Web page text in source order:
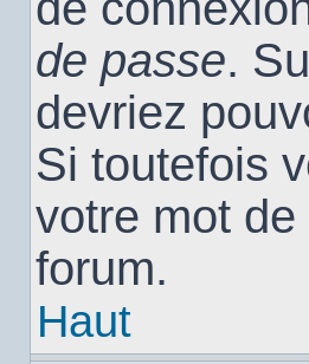
de passe.
devriez
Si toutefois
votre mot
forum.
Haut